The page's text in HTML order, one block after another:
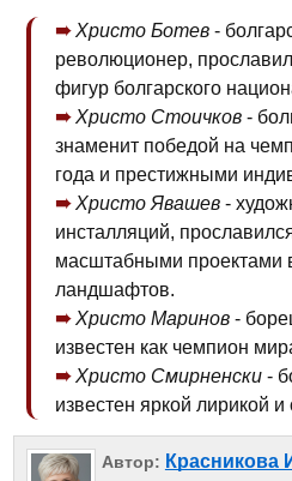
Христо Ботев -
революционер,
фигур болгарского
Христо Стоичков -
знаменит победой на
года и престижными
Христо Явашев -
инсталляций,
масштабными проектами
ландшафтов.
Христо Маринов -
известен как чемпион
Христо Смирненски -
известен яркой лирикой
Автор: Красникова